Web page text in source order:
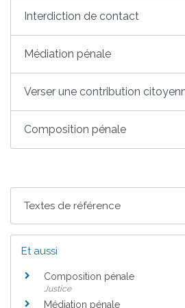
Interdiction de contact
Médiation pénale
Verser une contribution
Composition pénale
Textes de référence
Et aussi
Composition pénale
Justice
Médiation pénale